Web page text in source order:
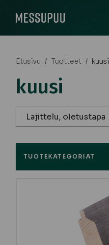
Etusivu / Tuotteet / kuusi
kuusi
TUOTEKATEGORIAT